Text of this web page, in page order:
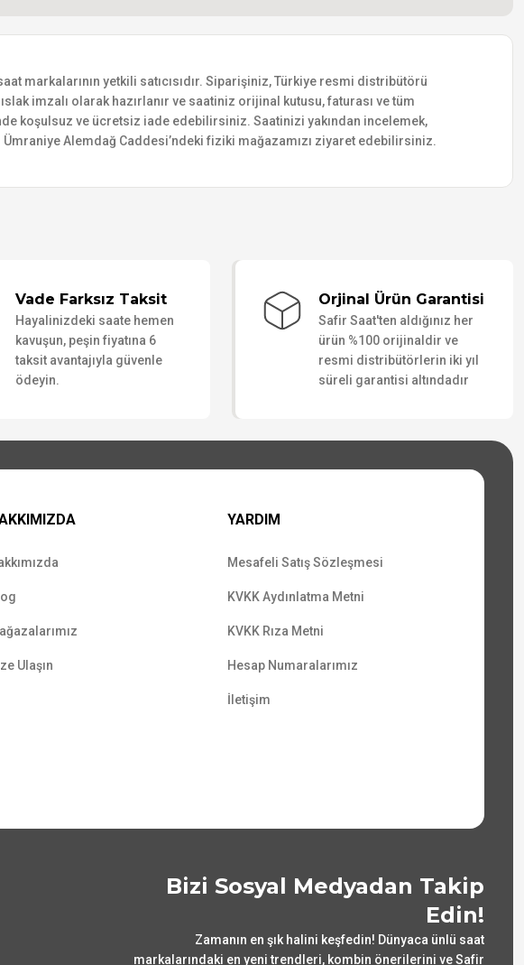
markalarının yetkili satıcısıdır. Siparişiniz, Türkiye resmi distribütörü
imzalı olarak hazırlanır ve saatiniz orijinal kutusu, faturası ve tüm
koşulsuz ve ücretsiz iade edebilirsiniz. Saatinizi yakından incelemek,
Alemdağ Caddesi’ndeki fiziki mağazamızı ziyaret edebilirsiniz.
Vade Farksız Taksit
Hayalinizdeki saate hemen
kavuşun, peşin fiyatına 6
taksit avantajıyla güvenle
ödeyin.
Orjinal Ürün Garantisi
Safir Saat'ten aldığınız her
ürün %100 orijinaldir ve
resmi distribütörlerin iki yıl
süreli garantisi altındadır
Ulaşın
YARDIM
Mesafeli Satış Sözleşmesi
KVKK Aydınlatma Metni
KVKK Rıza Metni
Hesap Numaralarımız
İletişim
Bizi Sosyal Medyadan Takip
Edin!
Zamanın en şık halini keşfedin! Dünyaca ünlü saat
markalarındaki en yeni trendleri, kombin önerilerini ve Safir